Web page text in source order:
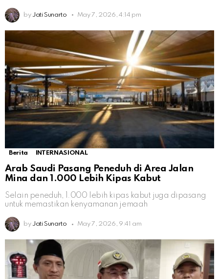
by Jati Sunarto May 7, 2026, 4:14 pm
Berita INTERNASIONAL
Arab Saudi Pasang Peneduh di Area Jalan
Mina dan 1.000 Lebih Kipas Kabut
Selain peneduh, 1.000 lebih kipas kabut juga dipasang
untuk memastikan kenyamanan jemaah
by Jati Sunarto May 7, 2026, 9:41 am